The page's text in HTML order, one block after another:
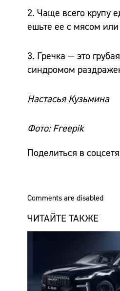
2. Чаще всего крупу
ешьте ее с мясом
3. Гречка — это
синдромом
Настасья Кузьмина
Фото: Freepik
Поделиться в
Comments are disabled
ЧИТАЙТЕ ТАКЖЕ